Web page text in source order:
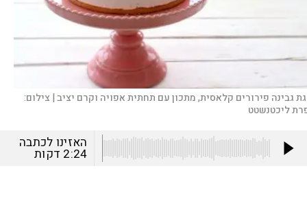
גבינה פירורים קלאסית, מתכון עם תחתית אפויה וקרם יציב | צילום:
ליכטנשטט
האזינו לכתבה
2:24 דקות